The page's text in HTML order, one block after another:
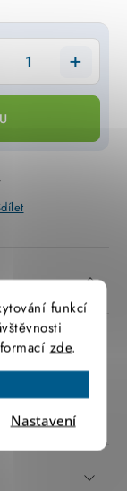
funkcí
zde.
Nastavení